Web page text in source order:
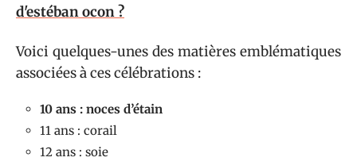
d'estéban ocon ?
Voici quelques-unes des matières emblématiques
associées à ces célébrations :
10 ans : noces d’étain
11 ans : corail
12 ans : soie